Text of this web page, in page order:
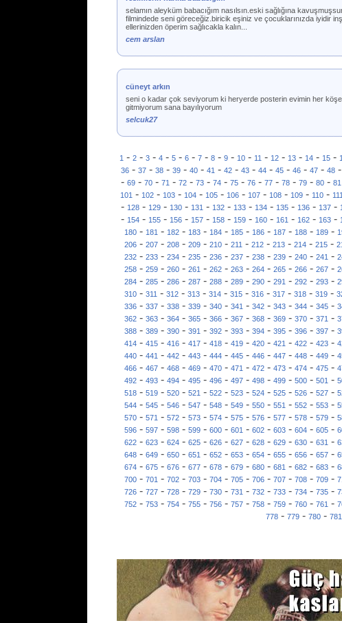
selamın aleyküm babacığım nasılsın.eski sağlığına
filmindede seni göreceğiz.biricik eşiniz ve çocuklarınızda iyidir
ellerinizden öperim sağlıcakla kalın...
cem arslan
cüneyt arkın
seni o kadar çok seviyorum ki heryerde posterin evimin her
gitmiyorum sana bayılıyorum
selcuk27
1- 2- 3- 4- 5- 6- 7- 8- 9- 10- 11- 12- 13- 14- 15-
36- 37- 38- 39- 40- 41- 42- 43- 44- 45- 46- 47- 48-
- 69 - 70 - 71 - 72 - 73 - 74 - 75 - 76 - 77 - 78 - 79 - 80 - 81
101 - 102 - 103 - 104 - 105 - 106 - 107 - 108 - 109 - 110 -
- 128 - 129 - 130 - 131 - 132 - 133 - 134 - 135 - 136 - 137 -
- 154 - 155 - 156 - 157 - 158 - 159 - 160 - 161 - 162 - 163 -
180- 181- 182- 183- 184- 185- 186- 187- 188- 189-
206 - 207 - 208 - 209 - 210 - 211 - 212 - 213 - 214 - 215 -
232- 233- 234- 235- 236- 237- 238- 239- 240- 241-
258- 259- 260- 261- 262- 263- 264- 265- 266- 267-
284- 285- 286- 287- 288- 289- 290- 291- 292- 293-
310 - 311 - 312 - 313 - 314 - 315 - 316 - 317 - 318 - 319 -
336- 337- 338- 339- 340- 341- 342- 343- 344- 345-
362- 363- 364- 365- 366- 367- 368- 369- 370- 371-
388 - 389 - 390 - 391 - 392 - 393 - 394 - 395 - 396 - 397 -
414- 415- 416- 417- 418- 419- 420- 421- 422- 423-
440- 441- 442- 443- 444- 445- 446- 447- 448- 449-
466- 467- 468- 469- 470- 471- 472- 473- 474- 475-
492 - 493 - 494 - 495 - 496 - 497 - 498 - 499 - 500 - 501 -
518- 519- 520- 521- 522- 523- 524- 525- 526- 527-
544- 545- 546- 547- 548- 549- 550- 551- 552- 553-
570- 571- 572- 573- 574- 575- 576- 577- 578- 579-
596 - 597 - 598 - 599 - 600 - 601 - 602 - 603 - 604 - 605 -
622- 623- 624- 625- 626- 627- 628- 629- 630- 631-
648- 649- 650- 651- 652- 653- 654- 655- 656- 657-
674- 675- 676- 677- 678- 679- 680- 681- 682- 683-
700 - 701 - 702 - 703 - 704 - 705 - 706 - 707 - 708 - 709 -
726- 727- 728- 729- 730- 731- 732- 733- 734- 735-
752- 753- 754- 755- 756- 757- 758- 759- 760- 761-
778- 779- 780- 781